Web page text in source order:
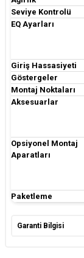
Seviye Kontrolü
EQ Ayarları
Giriş Hassasiyeti
Göstergeler
Montaj Noktaları
Aksesuarlar
Opsiyonel Montaj
Aparatları
Paketleme
Garanti Bilgisi